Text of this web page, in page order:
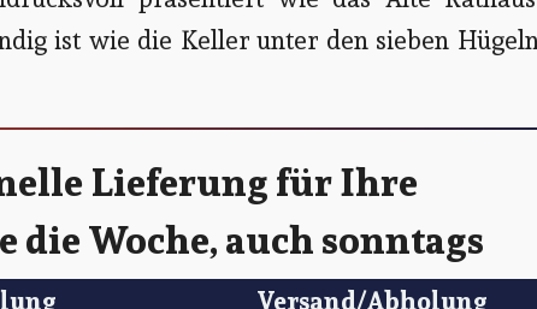
ist wie die Keller unter den sieben
Lieferung für Ihre
die Woche, auch sonntags